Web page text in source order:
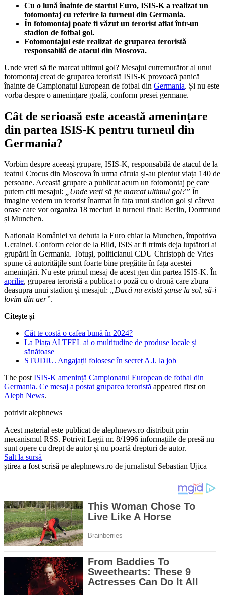
Cu o lună înainte de startul Euro, ISIS-K a realizat un
fotomontaj cu referire la turneul din Germania.
În fotomontaj poate fi văzut un terorist aflat într-un
stadion de fotbal gol.
Fotomontajul este realizat de gruparea teroristă
responsabilă de atacul din Moscova.
Unde vreți să fie marcat ultimul gol? Mesajul cutremurător al unui
fotomontaj creat de gruparea teroristă ISIS-K provoacă panică
înainte de Campionatul European de fotbal din Germania. Și nu este
vorba despre o amenințare goală, conform presei germane.
Cât de serioasă este această amenințare
din partea ISIS-K pentru turneul din
Germania?
Vorbim despre aceeași grupare, ISIS-K, responsabilă de atacul de la
teatrul Crocus din Moscova în urma căruia și-au pierdut viața 140 de
persoane. Această grupare a publicat acum un fotomontaj pe care
putem citi mesajul: „Unde vreți să fie marcat ultimul gol?” În
imagine vedem un terorist înarmat în fața unui stadion gol și câteva
orașe care vor organiza 18 meciuri la turneul final: Berlin, Dortmund
și Munchen.
Naționala României va debuta la Euro chiar la Munchen, împotriva
Ucrainei. Conform celor de la Bild, ISIS ar fi trimis deja luptători ai
grupării în Germania. Totuși, politicianul CDU Christoph de Vries
spune că autoritățile sunt foarte bine pregătite în fața acestei
amenințări. Nu este primul mesaj de acest gen din partea ISIS-K. În
aprilie, gruparea teroristă a publicat o poză cu o dronă care zbura
deasupra unui stadion și mesajul: „Dacă nu există șanse la sol, să-i
lovim din aer”.
Citește și
Cât te costă o cafea bună în 2024?
La Piața ALTFEL ai o multitudine de produse locale și
sănătoase
STUDIU. Angajații folosesc în secret A.I. la job
The postISIS-K amenință Campionatul European de fotbal din
Germania. Ce mesaj a postat gruparea teroristă appeared first on
Aleph News.
potrivit alephnews
Acest material este publicat de alephnews.ro distribuit prin
mecanismul RSS. Potrivit Legii nr. 8/1996 informațiile de presă nu
sunt opere cu drept de autor și nu poartă drepturi de autor.
Salt la sursă
știrea a fost scrisă pe alephnews.ro de jurnalistul Sebastian Ujica